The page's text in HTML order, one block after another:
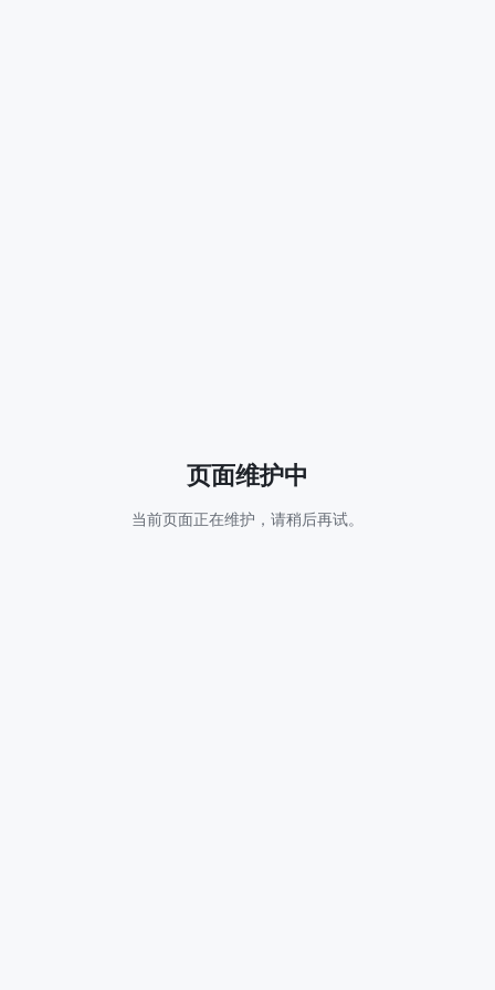
页面维护中
当前页面正在维护，请稍后再试。